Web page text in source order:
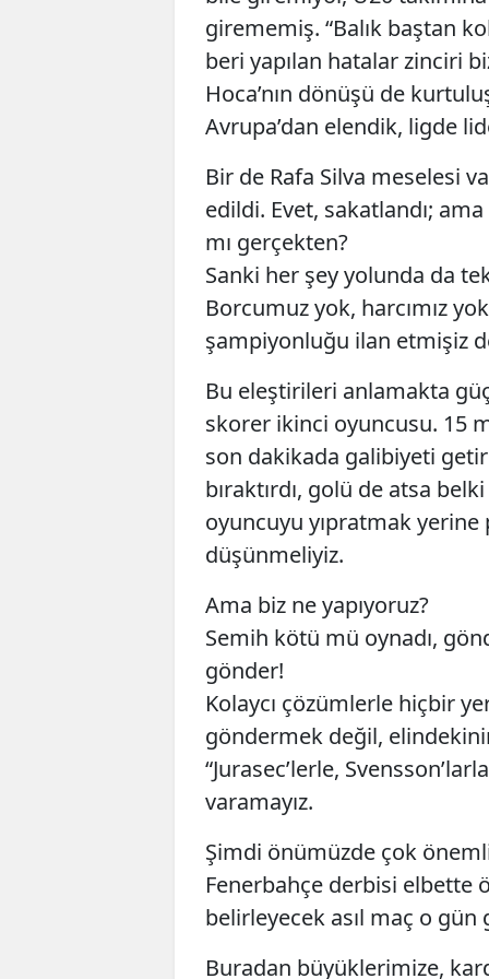
girememiş. “Balık baştan
beri yapılan hatalar zinciri
Hoca’nın dönüşü de
Avrupa’dan elendik, ligde
Bir de Rafa Silva meselesi
edildi. Evet, sakatlandı;
mı gerçekten?
Sanki her şey yolunda da
Borcumuz yok, harcımız
şampiyonluğu ilan etmişiz
Bu eleştirileri anlamakta
skorer ikinci oyuncusu. 15
son dakikada galibiyeti
bıraktırdı, golü de atsa
oyuncuyu yıpratmak yerine
düşünmeliyiz.
Ama biz ne yapıyoruz?
Semih kötü mü oynadı,
gönder!
Kolaycı çözümlerle hiçbir
göndermek değil,
“Jurasec’lerle,
varamayız.
Şimdi önümüzde çok
Fenerbahçe derbisi elbette
belirleyecek asıl maç o
Buradan büyüklerimize,